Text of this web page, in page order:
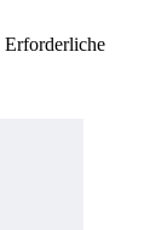
Erforderliche